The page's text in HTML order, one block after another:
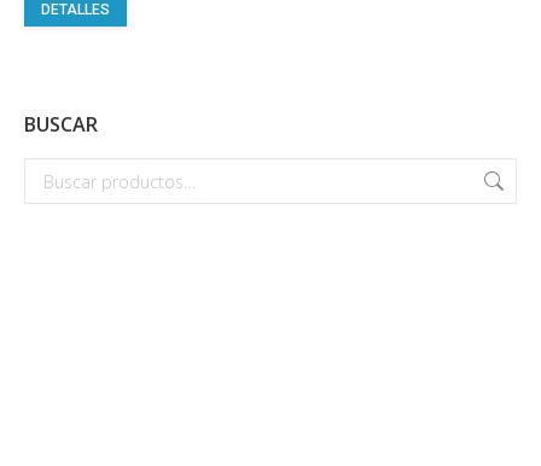
DETALLES
Las
opciones
BUSCAR